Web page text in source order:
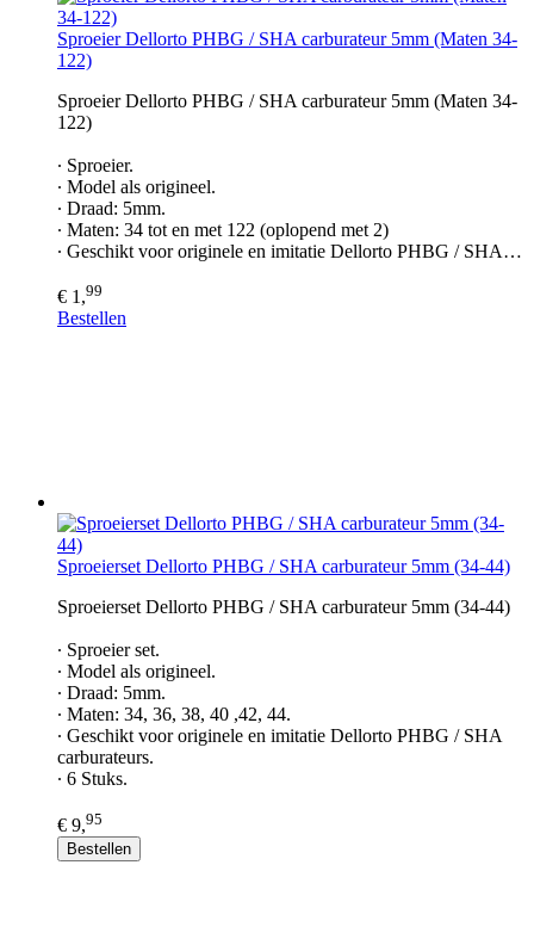
Sproeier Dellorto PHBG / SHA carburateur 5mm (Maten 34-
122)
Sproeier Dellorto PHBG / SHA carburateur 5mm (Maten 34-
122)
∙ Sproeier.
∙ Model als origineel.
∙ Draad: 5mm.
∙ Maten: 34 tot en met 122 (oplopend met 2)
∙ Geschikt voor originele en imitatie Dellorto PHBG / SHA…
€ 1,99
Bestellen
Sproeierset Dellorto PHBG / SHA carburateur 5mm (34-44)
Sproeierset Dellorto PHBG / SHA carburateur 5mm (34-44)
∙ Sproeier set.
∙ Model als origineel.
∙ Draad: 5mm.
∙ Maten: 34, 36, 38, 40 ,42, 44.
∙ Geschikt voor originele en imitatie Dellorto PHBG / SHA
carburateurs.
∙ 6 Stuks.
€ 9,95
Bestellen